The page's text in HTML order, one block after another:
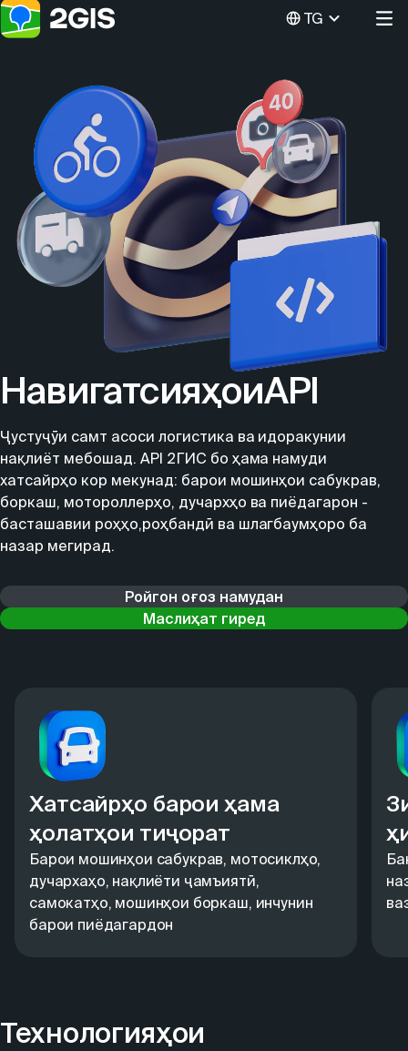
TG
НавигатсияҳоиAPI
Ҷустуҷӯи самт асоси логистика ва идоракунии
нақлиёт мебошад. API 2ГИС бо ҳама намуди
хатсайрҳо кор мекунад: барои мошинҳои сабукрав,
боркаш, мотороллерҳо, дучархҳо ва пиёдагарон -
басташавии роҳҳо,роҳбандӣ ва шлагбаумҳоро ба
назар мегирад.
Ройгон оғоз намудан
Маслиҳат гиред
Хатсайрҳо барои ҳама
ҳолатҳои тиҷорат
Барои мошинҳои сабукрав, мотосиклҳо,
дучархаҳо, нақлиёти ҷамъиятӣ,
самокатҳо, мошинҳои боркаш, инчунин
барои пиёдагардон
Технологияҳои